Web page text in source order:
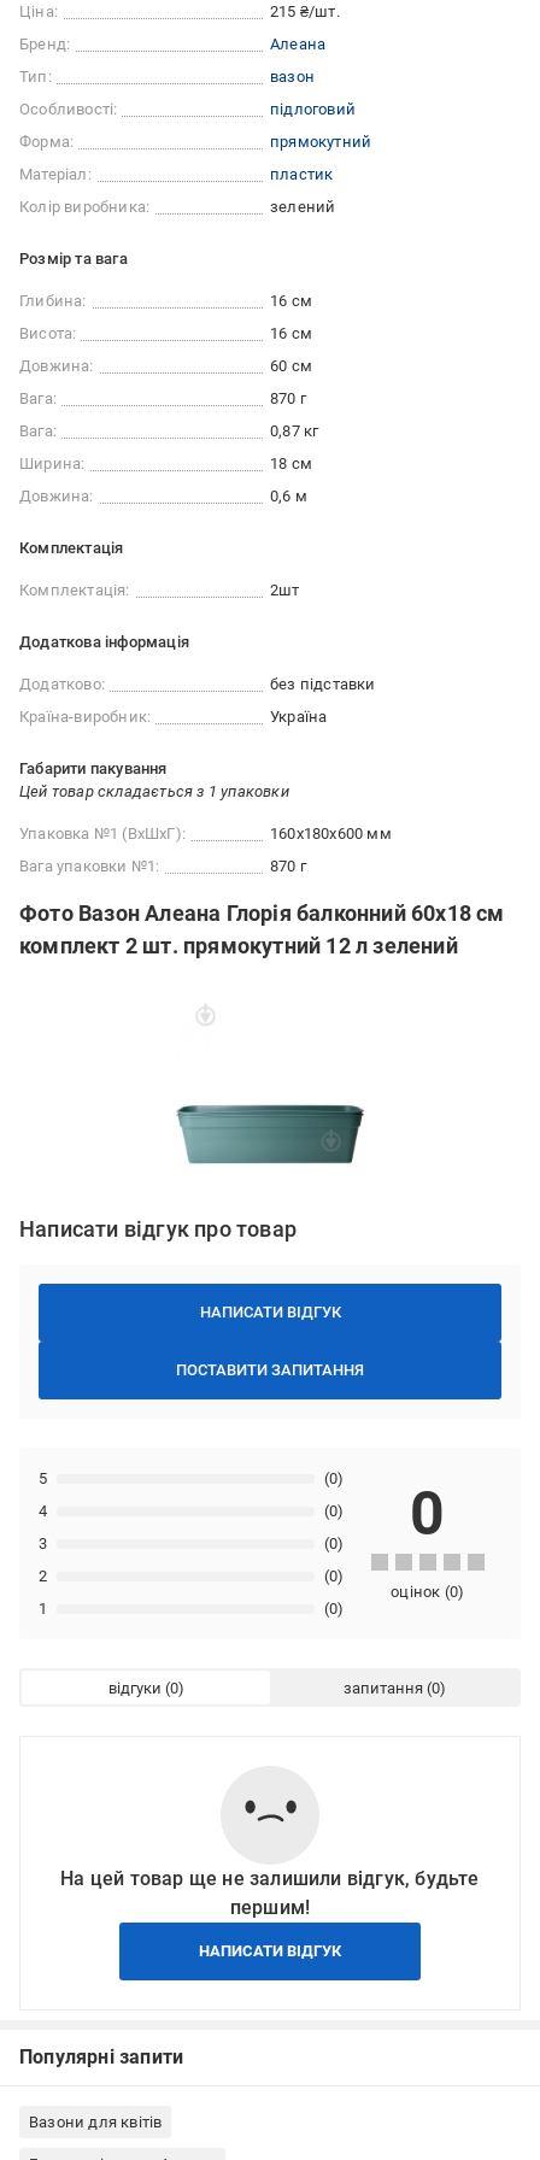
Ціна:
215 ₴/шт.
Бренд:
Алеана
Тип:
вазон
Особливості:
підлоговий
Форма:
прямокутний
Матеріал:
пластик
Колір виробника:
зелений
Розмір та вага
Глибина:
16 см
Висота:
16 см
Довжина:
60 см
Вага:
870 г
Вага:
0,87 кг
Ширина:
18 см
Довжина:
0,6 м
Комплектація
Комплектація: 2шт
Додаткова інформація
Додатково:
без підставки
Країна-виробник:
Україна
Габарити пакування
Цей товар складається з 1 упаковки
Упаковка №1 (ВхШхГ):
160x180x600 мм
Вага упаковки №1:
870 г
Фото Вазон Алеана Глорія балконний 60х18 см
комплект 2 шт. прямокутний 12 л зелений
Написати відгук про товар
НАПИСАТИ ВІДГУК
ПОСТАВИТИ ЗАПИТАННЯ
1 (0)
2 (0)
3 (0)
4 (0)
5 (0)
0
оцінок (0)
відгуки запитання
На цей товар ще не залишили відгук, будьте
першим!
НАПИСАТИ ВІДГУК
Популярні запити
Вазони для квітів